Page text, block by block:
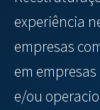
experiência
empresas
em
e/ou